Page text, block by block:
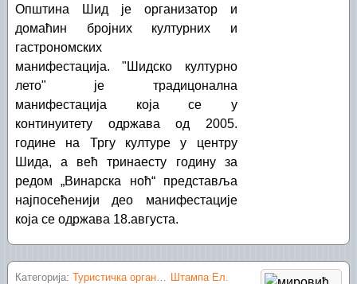
Општина Шид је организатор и
домаћин бројних културних и
гастрономских
манифестација. "Шидско културно
лето" је традицонална
манифестација која се у
континуитету одржава од 2005.
године на Тргу културе у центру
Шида, а већ тринаесту годину за
редом „Винарска ноћ“ представља
најпосећенији део манифестације
која се одржава 18.августа.
Категорија: Туристичка организација Шид Штампа Ел.